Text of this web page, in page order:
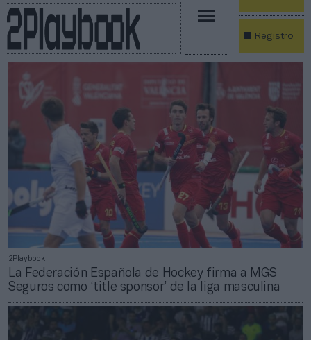
Registro
2Playbook
La Federación Española de Hockey firma a MGS
Seguros como ‘title sponsor’ de la liga masculina